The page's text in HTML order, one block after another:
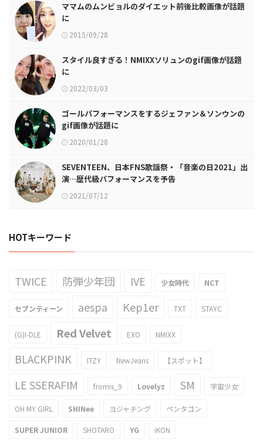
ママムのムンビョルのダイエット前後比較画像が話題
に
2015/09/28
スタイル良すぎる！NMIXXソリュンのgif画像が話題
に
2022/03/03
ゴールパフォーマンスをするジェファン＆ソンウンの
gif画像が話題に
2020/01/28
SEVENTEEN、日本FNS歌謡祭・「音楽の日2021」出
演…歴代級パフォーマンスを予告
2021/07/12
HOTキーワード
TWICE 防弾少年団 IVE 少女時代 NCT
セブンティーン aespa Kep1er TXT STAYC
(G)I-DLE Red Velvet EXO NMIXX
BLACKPINK ITZY NewJeans 【スポット】
LE SSERAFIM fromis_9 Lovelyz SM 宇宙少女
OH MY GIRL SHINee ヨジャチング ペンタゴン
SUPER JUNIOR SHOTARO YG iKON